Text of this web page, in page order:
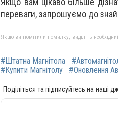
переваги, запрошуємо до
Якщо ви помітили помилку, виділіть
#Штатна Магнітола
#Купити Магнітолу
#Оновлення
Поділіться та підписуйтесь на наші